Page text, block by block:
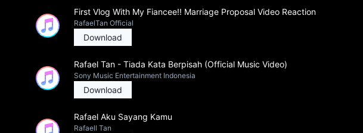
First Vlog With My Fiancee!! Marriage Proposal Video Reaction
RafaelTan Official
Download
Rafael Tan - Tiada Kata Berpisah (Official Music Video)
Sony Music Entertainment Indonesia
Download
Rafael Aku Sayang Kamu
Rafaell Tan